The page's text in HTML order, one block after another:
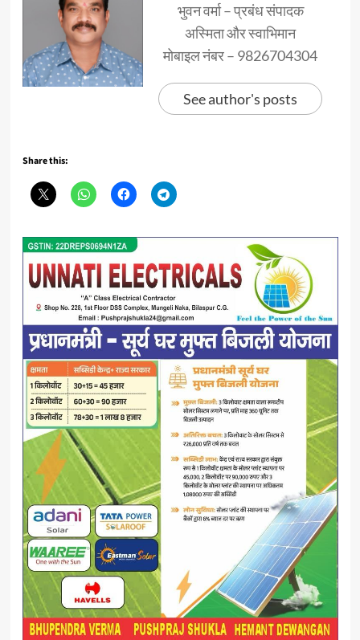
भुवन वर्मा – प्रबंध संपादक
अस्मिता और स्वाभिमान
मोबाइल नंबर – 9826704304
See author's posts
Share this: